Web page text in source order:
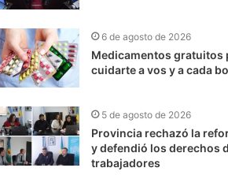
6 de agosto de 2026
Medicamentos gratuitos
cuidarte a vos y a cada
5 de agosto de 2026
Provincia rechazó la
y defendió los derechos
trabajadores